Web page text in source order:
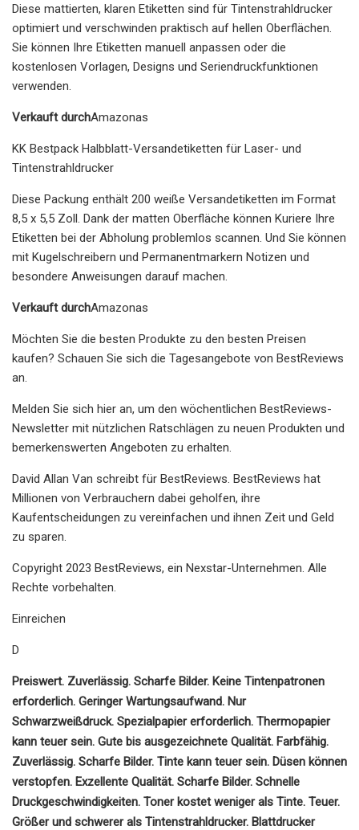
Diese mattierten, klaren Etiketten sind für Tintenstrahldrucker
optimiert und verschwinden praktisch auf hellen Oberflächen.
Sie können Ihre Etiketten manuell anpassen oder die
kostenlosen Vorlagen, Designs und Seriendruckfunktionen
verwenden.
Verkauft durchAmazonas
KK Bestpack Halbblatt-Versandetiketten für Laser- und
Tintenstrahldrucker
Diese Packung enthält 200 weiße Versandetiketten im Format
8,5 x 5,5 Zoll. Dank der matten Oberfläche können Kuriere Ihre
Etiketten bei der Abholung problemlos scannen. Und Sie können
mit Kugelschreibern und Permanentmarkern Notizen und
besondere Anweisungen darauf machen.
Verkauft durchAmazonas
Möchten Sie die besten Produkte zu den besten Preisen
kaufen? Schauen Sie sich die Tagesangebote von BestReviews
an.
Melden Sie sich hier an, um den wöchentlichen BestReviews-
Newsletter mit nützlichen Ratschlägen zu neuen Produkten und
bemerkenswerten Angeboten zu erhalten.
David Allan Van schreibt für BestReviews. BestReviews hat
Millionen von Verbrauchern dabei geholfen, ihre
Kaufentscheidungen zu vereinfachen und ihnen Zeit und Geld
zu sparen.
Copyright 2023 BestReviews, ein Nexstar-Unternehmen. Alle
Rechte vorbehalten.
Einreichen
D
Preiswert. Zuverlässig. Scharfe Bilder. Keine Tintenpatronen
erforderlich. Geringer Wartungsaufwand. Nur
Schwarzweißdruck. Spezialpapier erforderlich. Thermopapier
kann teuer sein. Gute bis ausgezeichnete Qualität. Farbfähig.
Zuverlässig. Scharfe Bilder. Tinte kann teuer sein. Düsen können
verstopfen. Exzellente Qualität. Scharfe Bilder. Schnelle
Druckgeschwindigkeiten. Toner kostet weniger als Tinte. Teuer.
Größer und schwerer als Tintenstrahldrucker. Blattdrucker